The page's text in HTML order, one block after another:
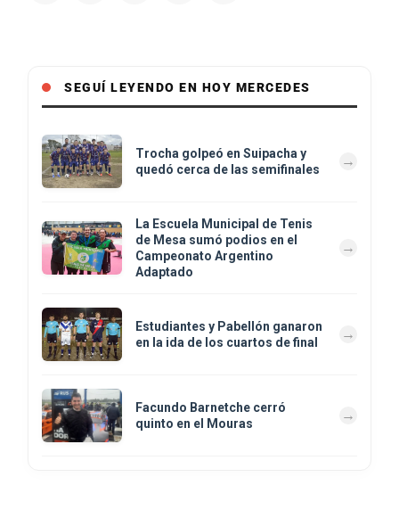
SEGUÍ LEYENDO EN HOY MERCEDES
Trocha golpeó en Suipacha y
quedó cerca de las semifinales
La Escuela Municipal de Tenis
de Mesa sumó podios en el
Campeonato Argentino
Adaptado
Estudiantes y Pabellón ganaron
en la ida de los cuartos de final
Facundo Barnetche cerró
quinto en el Mouras